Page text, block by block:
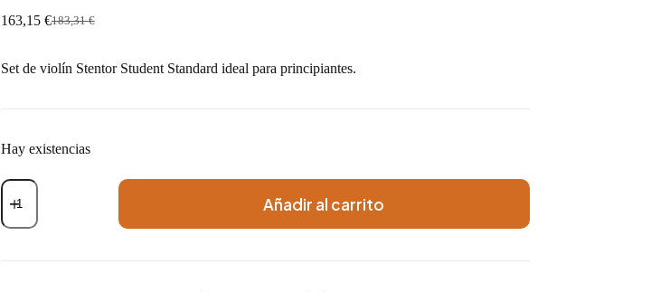
183,31€
El
original
era:
163,15 €El
actual
es:
Set de violín Stentor Student Standard ideal para principiantes.
Hay existencias
Violín
Stentor
Standard
Añadir al carrito